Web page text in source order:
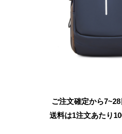
ご注文確定から
送料は1注文あたり